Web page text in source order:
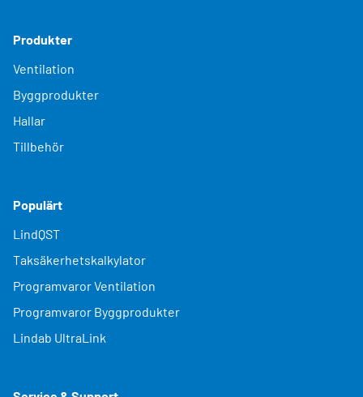
Produkter
Ventilation
Byggprodukter
Hallar
Tillbehör
Populärt
LindQST
Taksäkerhetskalkylator
Programvaror Ventilation
Programvaror Byggprodukter
Lindab UltraLink